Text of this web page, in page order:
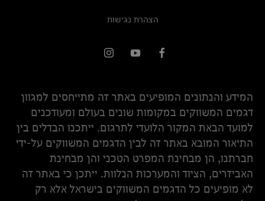
הצהרת נגישות
המידע והנתונים המופיעים באתר זה מתייחסים למגוון
דגמים המשווקים במקומות שונים בעולם ומעודכנים
למועד הבאת המקור הלועדי לתרגום. ייתכנו הבדלים בין
התיאור המובא באתר זה לבין הדגמים המשווקים על-ידי
חברתנו, הן מבחינת המפרט הטכני והן מבחינת
האביזרים, הציוד והמערכות הנלוות. ייתכן כי באתר זה
לא מופיעים כל הדגמים המשווקים בישראל אלא רק